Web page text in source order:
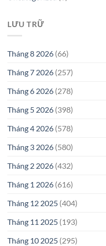
LƯU TRỮ
Tháng 8 2026 (66)
Tháng 7 2026 (257)
Tháng 6 2026 (278)
Tháng 5 2026 (398)
Tháng 4 2026 (578)
Tháng 3 2026 (580)
Tháng 2 2026 (432)
Tháng 1 2026 (616)
Tháng 12 2025 (404)
Tháng 11 2025 (193)
Tháng 10 2025 (295)